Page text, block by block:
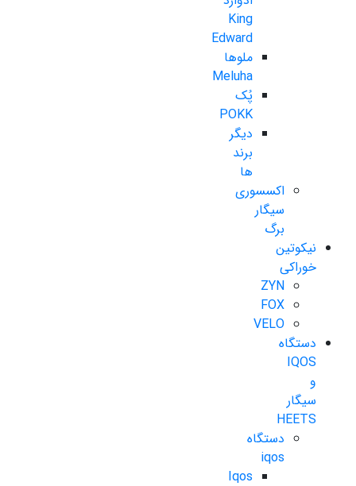
King
Edward
ملوها
Meluha
پُک
POKK
دیگر
برند
ها
اکسسوری
سیگار
برگ
نیکوتین
خوراکی
ZYN
FOX
VELO
دستگاه
IQOS
و
سیگار
HEETS
دستگاه
iqos
Iqos